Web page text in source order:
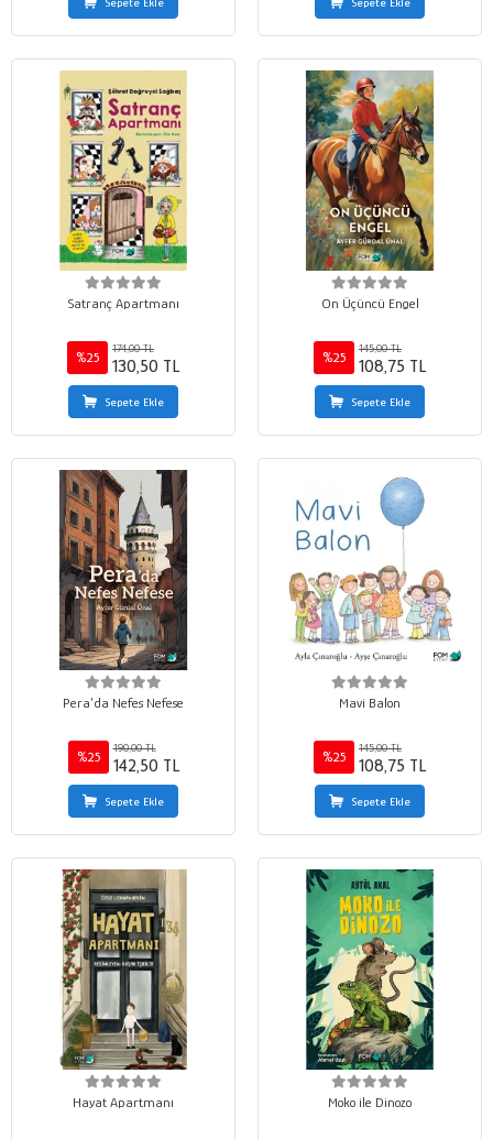
Satranç Apartmanı
%25
174,00 TL
130,50 TL
Sepete Ekle
On Üçüncü Engel
%25
145,00 TL
108,75 TL
Sepete Ekle
Pera’da Nefes Nefese
%25
190,00 TL
142,50 TL
Sepete Ekle
Mavi Balon
%25
145,00 TL
108,75 TL
Sepete Ekle
Hayat Apartmanı Moko ile Dinozo